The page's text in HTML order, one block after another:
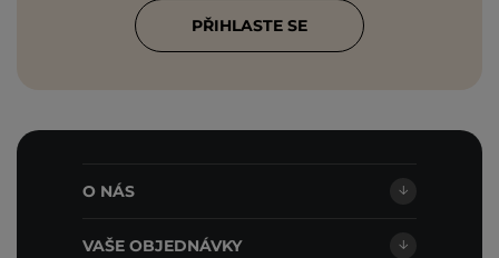
PŘIHLASTE SE
O NÁS
VAŠE OBJEDNÁVKY